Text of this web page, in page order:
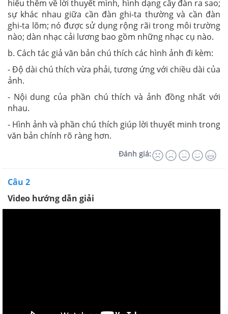
hiểu thêm về lời thuyết mình, hình dạng cây đàn ra sao;
sự khác nhau giữa cần đàn ghi-ta thường và cần đàn
ghi-ta lõm; nó được sử dụng rộng rãi trong môi trường
nào; dàn nhạc cải lương bao gồm những nhạc cụ nào.
b. Cách tác giả văn bản chú thích các hình ảnh đi kèm:
- Độ dài chú thích vừa phải, tương ứng với chiều dài của
ảnh.
- Nội dung của phần chú thích và ảnh đồng nhất với
nhau.
- Hình ảnh và phần chú thích giúp lời thuyết minh trong
văn bản chính rõ ràng hơn.
Đánh giá:
Câu 2
Video hướng dẫn giải